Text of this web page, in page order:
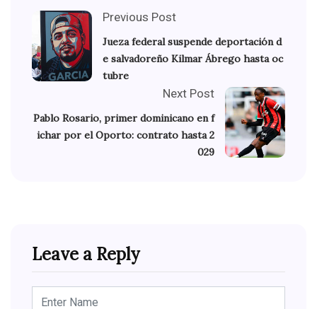
Previous Post
Jueza federal suspende deportación d
e salvadoreño Kilmar Ábrego hasta oc
tubre
Next Post
Pablo Rosario, primer dominicano en f
ichar por el Oporto: contrato hasta 2
029
Leave a Reply